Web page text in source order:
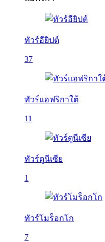
ทัวร์อียิปต์
37
ทัวร์แอฟริกาใต้
11
ทัวร์ตูนีเซีย
1
ทัวร์โมร็อกโก
7